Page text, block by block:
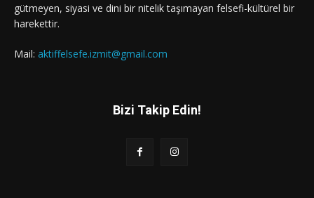
gütmeyen, siyasi ve dini bir nitelik taşımayan felsefi-kültürel bir
harekettir.
Mail: aktiffelsefe.izmit@gmail.com
Bizi Takip Edin!